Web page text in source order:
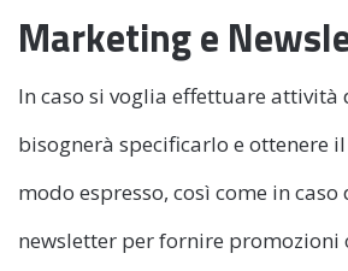
Marketing e
In caso si voglia effettuare attività
bisognerà specificarlo e ottenere
modo espresso, così come in
newsletter per fornire promozioni